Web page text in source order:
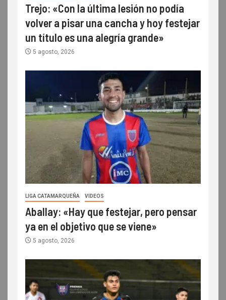
Trejo: «Con la última lesión no podía
volver a pisar una cancha y hoy festejar
un título es una alegría grande»
5 agosto, 2026
LIGA CATAMARQUEÑA VIDEOS
Aballay: «Hay que festejar, pero pensar
ya en el objetivo que se viene»
5 agosto, 2026